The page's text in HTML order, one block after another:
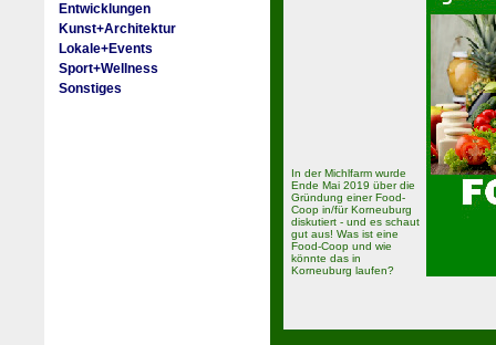
Entwicklungen
Kunst+Architektur
Lokale+Events
Sport+Wellness
Sonstiges
In der Michlfarm wurde
Ende Mai 2019 über die
Gründung einer Food-
Coop in/für Korneuburg
diskutiert - und es schaut
gut aus! Was ist eine
Food-Coop und wie
könnte das in
Korneuburg laufen?